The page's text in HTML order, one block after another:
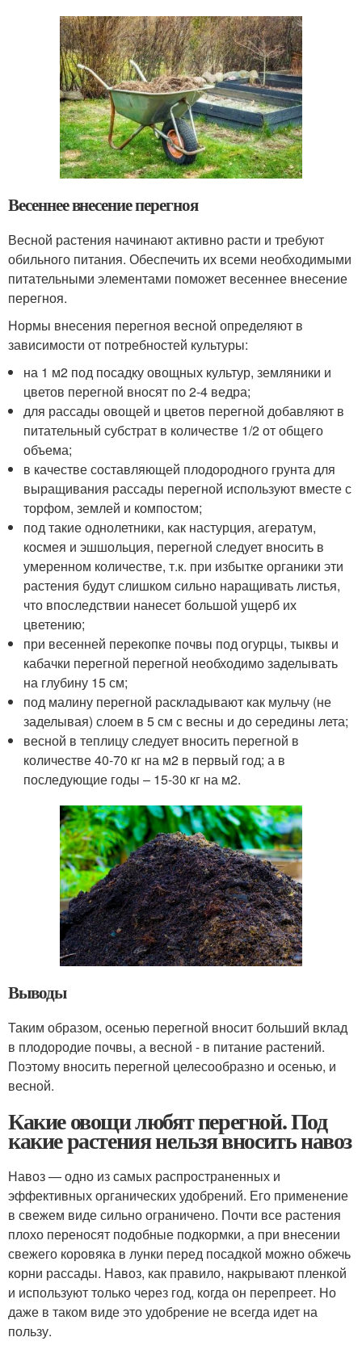
Весеннее внесение перегноя
Весной растения начинают активно расти и требуют
обильного питания. Обеспечить их всеми необходимыми
питательными элементами поможет весеннее внесение
перегноя.
Нормы внесения перегноя весной определяют в
зависимости от потребностей культуры:
на 1 м2 под посадку овощных культур, земляники и
цветов перегной вносят по 2-4 ведра;
для рассады овощей и цветов перегной добавляют в
питательный субстрат в количестве 1/2 от общего
объема;
в качестве составляющей плодородного грунта для
выращивания рассады перегной используют вместе с
торфом, землей и компостом;
под такие однолетники, как настурция, агератум,
космея и эшшольция, перегной следует вносить в
умеренном количестве, т.к. при избытке органики эти
растения будут слишком сильно наращивать листья,
что впоследствии нанесет большой ущерб их
цветению;
при весенней перекопке почвы под огурцы, тыквы и
кабачки перегной перегной необходимо заделывать
на глубину 15 см;
под малину перегной раскладывают как мульчу (не
заделывая) слоем в 5 см с весны и до середины лета;
весной в теплицу следует вносить перегной в
количестве 40-70 кг на м2 в первый год; а в
последующие годы – 15-30 кг на м2.
Выводы
Таким образом, осенью перегной вносит больший вклад
в плодородие почвы, а весной - в питание растений.
Поэтому вносить перегной целесообразно и осенью, и
весной.
Какие овощи любят перегной. Под
какие растения нельзя вносить навоз
Навоз — одно из самых распространенных и
эффективных органических удобрений. Его применение
в свежем виде сильно ограничено. Почти все растения
плохо переносят подобные подкормки, а при внесении
свежего коровяка в лунки перед посадкой можно обжечь
корни рассады. Навоз, как правило, накрывают пленкой
и используют только через год, когда он перепреет. Но
даже в таком виде это удобрение не всегда идет на
пользу.